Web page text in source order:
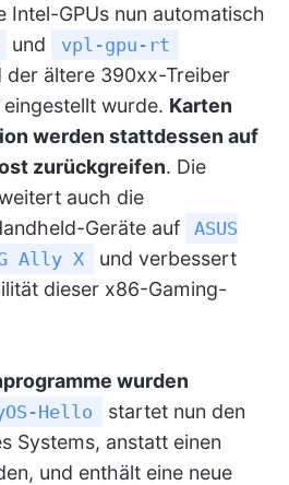
Intel-GPUs nun automatisch
und vpl-gpu-rt
der ältere 390xx-Treiber
wurde. Karten
werden stattdessen auf
zurückgreifen. Die
auch die
Geräte auf
ASUS
Ally X
und verbessert
dieser x86-Gaming-
wurden
Hello
startet nun den
Systems, anstatt einen
und enthält eine neue